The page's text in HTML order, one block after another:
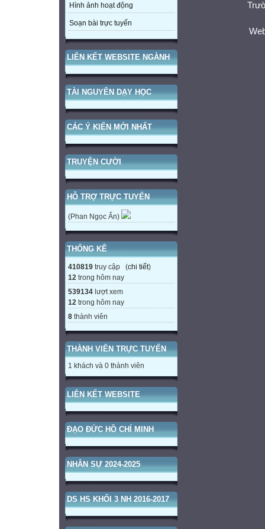
Hình ảnh hoạt động
Soạn bài trực tuyến
LIÊN KẾT WEBSITE NGÀNH
TÀI NGUYÊN DẠY HỌC
CÁC Ý KIẾN MỚI NHẤT
TRUYỆN CƯỜI
HỖ TRỢ TRỰC TUYẾN
(Phan Ngọc Ẩn)
THỐNG KÊ
410819 truy cập (chi tiết)
12 trong hôm nay
539134 lượt xem
12 trong hôm nay
8 thành viên
THÀNH VIÊN TRỰC TUYẾN
1 khách và 0 thành viên
LIÊN KẾT WEBSITE
ĐẠO ĐỨC HỒ CHÍ MINH
NHÂN SỰ 2024-2025
DS HS KHỐI 3 NH 2016-2017